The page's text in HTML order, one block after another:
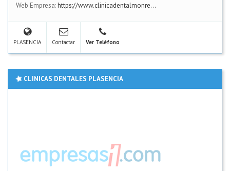
Web Empresa:https://www.clinicadentalmonre...
PLASENCIA Contactar Ver Teléfono
CLINICAS DENTALES PLASENCIA